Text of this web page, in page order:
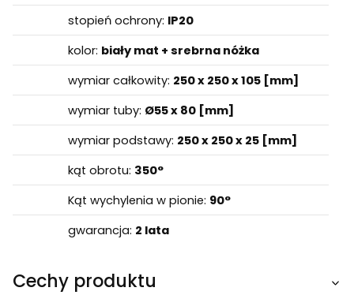
stopień ochrony: IP20
kolor: biały mat + srebrna nóżka
wymiar całkowity: 250 x 250 x 105 [mm]
wymiar tuby: Ø55 x 80 [mm]
wymiar podstawy: 250 x 250 x 25 [mm]
kąt obrotu: 350°
Kąt wychylenia w pionie: 90°
gwarancja: 2 lata
Cechy produktu